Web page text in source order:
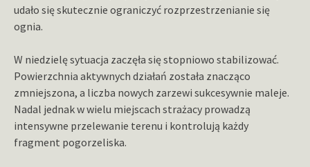
udało się skutecznie ograniczyć rozprzestrzenianie się
ognia.
W niedzielę sytuacja zaczęła się stopniowo stabilizować.
Powierzchnia aktywnych działań została znacząco
zmniejszona, a liczba nowych zarzewi sukcesywnie maleje.
Nadal jednak w wielu miejscach strażacy prowadzą
intensywne przelewanie terenu i kontrolują każdy
fragment pogorzeliska.